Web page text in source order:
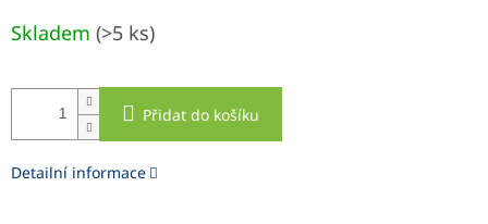
cena:
Skladem (>5 ks)
Přidat do košíku
Detailní informace